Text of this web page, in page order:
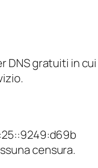
gratuiti in
censura.